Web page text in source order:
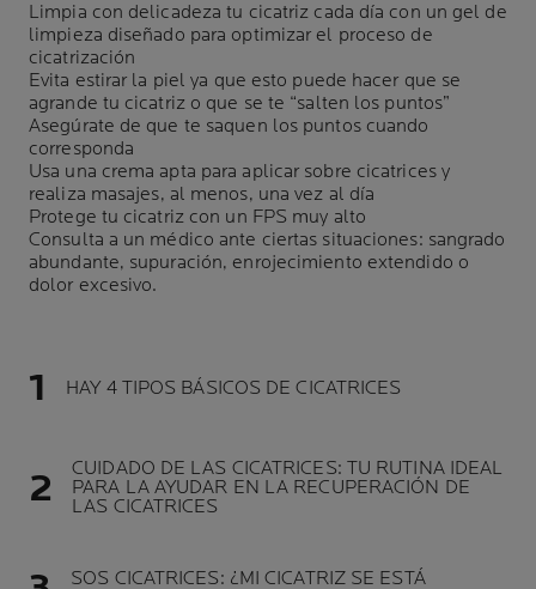
Limpia con delicadeza tu cicatriz cada día con un gel de
limpieza diseñado para optimizar el proceso de
cicatrización
Evita estirar la piel ya que esto puede hacer que se
agrande tu cicatriz o que se te “salten los puntos”
Asegúrate de que te saquen los puntos cuando
corresponda
Usa una crema apta para aplicar sobre cicatrices y
realiza masajes, al menos, una vez al día
Protege tu cicatriz con un FPS muy alto
Consulta a un médico ante ciertas situaciones: sangrado
abundante, supuración, enrojecimiento extendido o
dolor excesivo.
HAY 4 TIPOS BÁSICOS DE CICATRICES
CUIDADO DE LAS CICATRICES: TU RUTINA IDEAL
PARA LA AYUDAR EN LA RECUPERACIÓN DE
LAS CICATRICES
SOS CICATRICES: ¿MI CICATRIZ SE ESTÁ